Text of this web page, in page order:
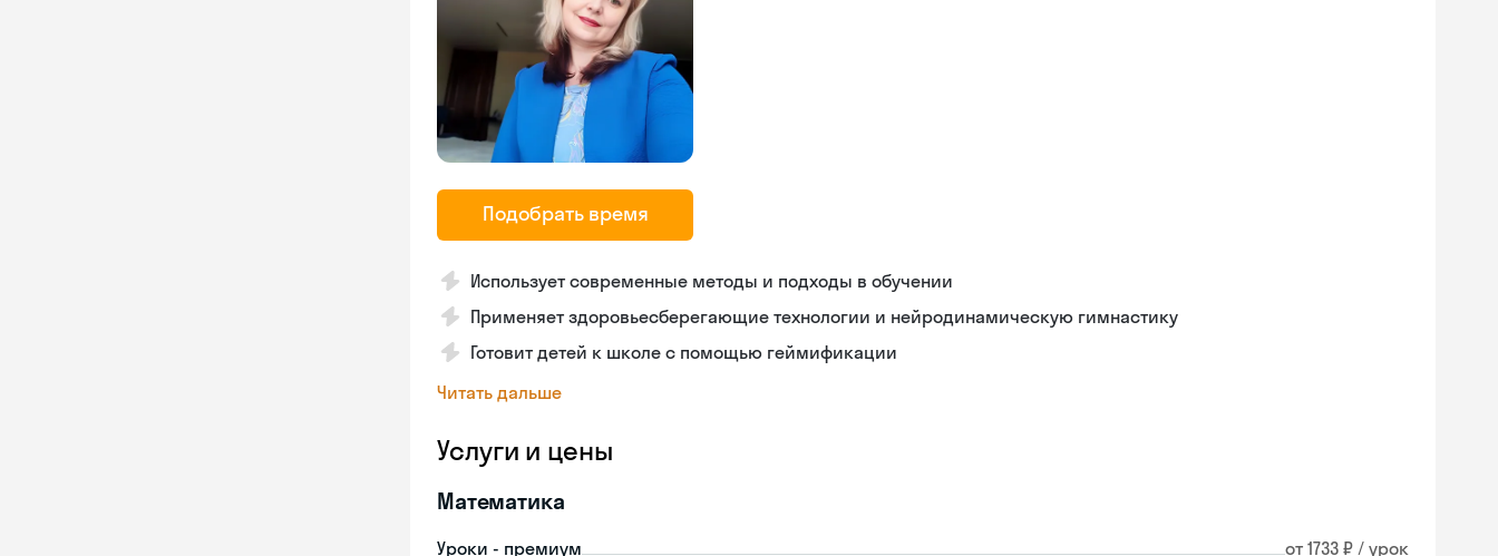
Подобрать время
Использует современные методы и подходы в обучении
Применяет здоровьесберегающие технологии и нейродинамическую гимнастику
Готовит детей к школе с помощью геймификации
Читать дальше
Услуги и цены
Математика
Уроки - премиум от 1733 ₽ / урок